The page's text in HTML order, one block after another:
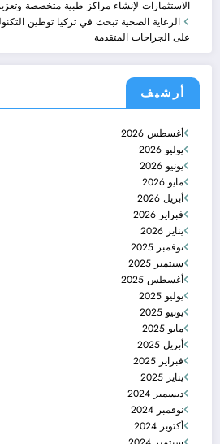
الاستثمارات لإنشاء مراكز طبية متخصصة
على الجراحات المتقدمة
أرشيف
أغسطس 2026
يوليو 2026
يونيو 2026
مايو 2026
أبريل 2026
فبراير 2026
يناير 2026
نوفمبر 2025
سبتمبر 2025
أغسطس 2025
يوليو 2025
يونيو 2025
مايو 2025
أبريل 2025
فبراير 2025
يناير 2025
ديسمبر 2024
نوفمبر 2024
أكتوبر 2024